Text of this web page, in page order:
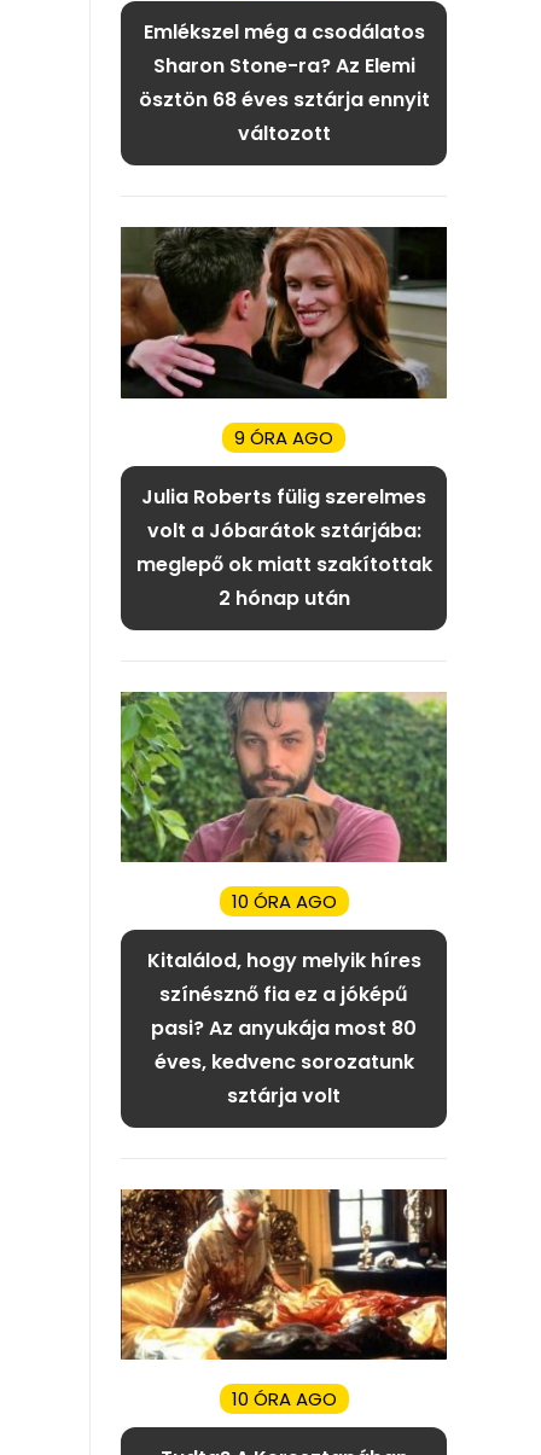
Emlékszel még a csodálatos
Sharon Stone-ra? Az Elemi
ösztön 68 éves sztárja ennyit
változott
9 ÓRA AGO
Julia Roberts fülig szerelmes
volt a Jóbarátok sztárjába:
meglepő ok miatt szakítottak
2 hónap után
10 ÓRA AGO
Kitalálod, hogy melyik híres
színésznő fia ez a jóképű
pasi? Az anyukája most 80
éves, kedvenc sorozatunk
sztárja volt
10 ÓRA AGO